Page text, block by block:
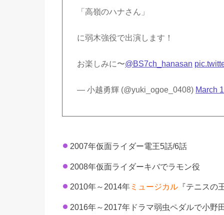
「高嶺のハナさん」
に弱木強役で出演します！
お楽しみに〜@BS7ch_hanasan
— 小越勇輝 (@yuki_ogoe_0408) March
2007年仮面ライダー電王5話/6話
2008年仮面ライダーキバでラモン役
2010年～2014年 ミュージカル 『テニスの
2016年～2017年ドラマ弱虫ペダルで小野